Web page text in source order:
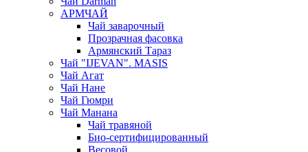
АРМЧАЙ
Чай заварочный
Прозрачная фасовка
Армянский Тараз
Чай "IJEVAN". MASIS
Чай Агат
Чай Нане
Чай Гюмри
Чай Манана
Чай травяной
Био-сертифицированный
Весовой